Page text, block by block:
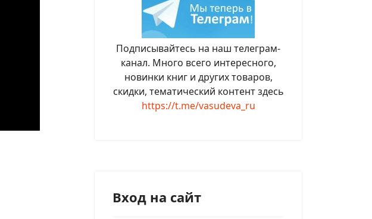
Подписывайтесь на наш телеграм-
канал. Много всего интересного,
новинки книг и других товаров,
скидки, тематический контент здесь
https://t.me/vasudeva_ru
Вход на сайт